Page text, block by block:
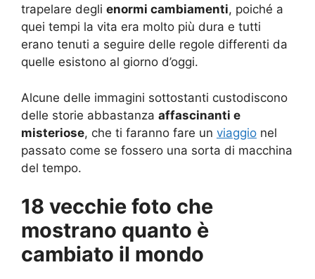
trapelare degli enormi cambiamenti, poiché a
quei tempi la vita era molto più dura e tutti
erano tenuti a seguire delle regole differenti da
quelle esistono al giorno d’oggi.
Alcune delle immagini sottostanti custodiscono
delle storie abbastanza affascinanti e
misteriose, che ti faranno fare un viaggio nel
passato come se fossero una sorta di macchina
del tempo.
18 vecchie foto che
mostrano quanto è
cambiato il mondo